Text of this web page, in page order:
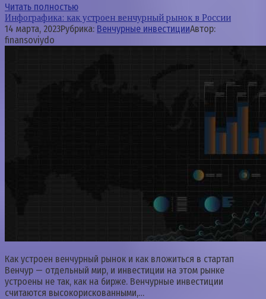
Читать полностью
Инфографика: как устроен венчурный рынок в России
14 марта, 2023Рубрика: Венчурные инвестицииАвтор:
finansoviydo
Как устроен венчурный рынок и как вложиться в стартап
Венчур — отдельный мир, и инвестиции на этом рынке
устроены не так, как на бирже. Венчурные инвестиции
считаются высокорискованными,…